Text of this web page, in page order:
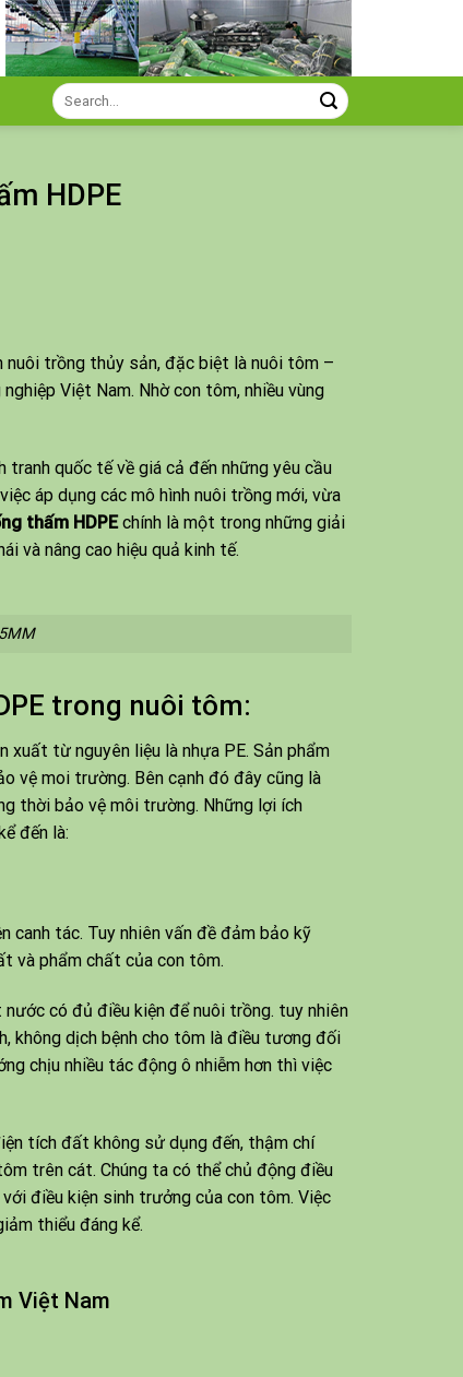
Search
for:
HDPE
nuôi trồng thủy sản, đặc biệt là nuôi tôm –
Việt Nam. Nhờ con tôm, nhiều vùng
quốc tế về giá cả đến những yêu cầu
áp dụng các mô hình nuôi trồng mới, vừa
thấm HDPEchính là một trong những giải
và nâng cao hiệu quả kinh tế.
trong nuôi tôm:
từ nguyên liệu là nhựa PE. Sản phẩm
vệ moi trường. Bên cạnh đó đây cũng là
thời bảo vệ môi trường. Những lợi ích
đến là:
canh tác. Tuy nhiên vấn đề đảm bảo kỹ
và phẩm chất của con tôm.
có đủ điều kiện để nuôi trồng. tuy nhiên
không dịch bệnh cho tôm là điều tương đối
chịu nhiều tác động ô nhiễm hơn thì việc
tích đất không sử dụng đến, thậm chí
trên cát. Chúng ta có thể chủ động điều
điều kiện sinh trưởng của con tôm. Việc
thiểu đáng kể.
Việt Nam